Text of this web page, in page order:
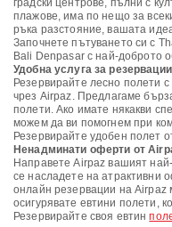
градски центрове, пълни с
плажове, има по нещо за
ръка разстояние, вашата
Започнете пътуването си с
Bali Denpasar с най-доброто
Удобна услуга за резервации
Резервирайте лесно полети
чрез Airpaz. Предлагаме
полети. Ако имате някакви
можем да ви помогнем при
Резервирайте удобен полет
Ненадминати оферти от
Направете Airpaz вашият
се насладете на атрактивни
онлайн резервации на Airpaz
осигурявате евтини полети,
Резервирайте своя евтин